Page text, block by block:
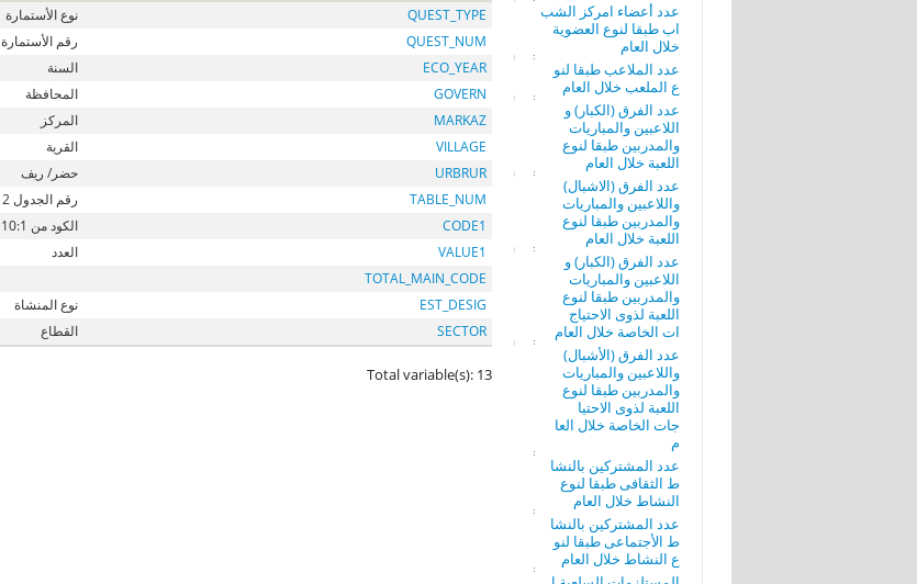
عدد أعضاء امركز الشب
اب طبقا لنوع العضوية
خلال العام
عدد الملاعب طبقا لنو
ع الملعب خلال العام
عدد الفرق (الكبار) و
اللاعبين والمباريات
والمدربين طبقا لنوع
اللعبة خلال العام
عدد الفرق (الاشبال)
واللاعبين والمباريات
والمدربين طبقا لنوع
اللعبة خلال العام
عدد الفرق (الكبار) و
اللاعبين والمباريات
والمدربين طبقا لنوع
اللعبة لذوى الاحتياج
ات الخاصة خلال العام
عدد الفرق (الأشبال)
واللاعبين والمباريات
والمدربين طبقا لنوع
اللعبة لذوى الاحتيا
جات الخاصة خلال العا
م
عدد المشتركين بالنشا
ط الثقافى طبقا لنوع
النشاط خلال العام
عدد المشتركين بالنشا
ط الأجتماعى طبقا لنو
ع النشاط خلال العام
QUEST_TYPE
نوع الأستمارة
QUEST_NUM
رقم الأستمارة
ECO_YEAR
السنة
GOVERN
المحافظة
MARKAZ
المركز
VILLAGE
القرية
URBRUR
حضر/ ريف
TABLE_NUM
رقم الجدول 2
CODE1
الكود من 10:1
VALUE1
العدد
TOTAL_MAIN_CODE
EST_DESIG
نوع المنشاة
SECTOR
القطاع
Total variable(s): 13